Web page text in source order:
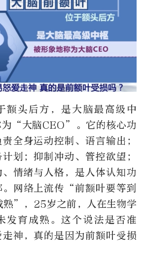
额头后方，是大脑最高级中
为“大脑CEO”。它的核心功
全身运动控制、语言输出；
划；抑制冲动、管控欲望；
情绪与人格，是人体认知功
网络上流传“前额叶要等到
熟”，25岁之前，人在生物学
发育成熟。这个说法是否准
神，真的是因为前额叶受损